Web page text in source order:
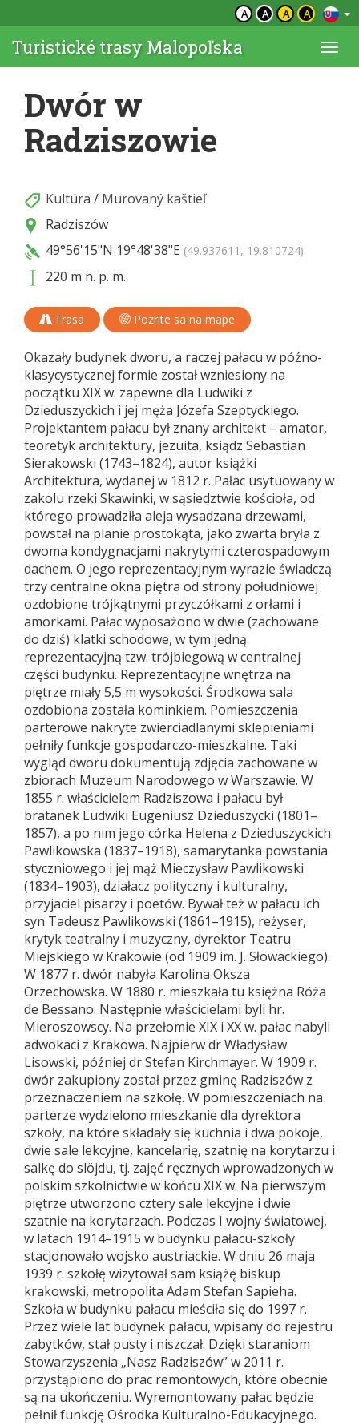
A A A A
Turistické trasy Malopoľska
Dwór w
Radziszowie
Kultúra / Murovaný kaštieľ
Radziszów
49°56'15"N 19°48'38"E (49.937611, 19.810724)
220 m n. p. m.
Trasa Pozrite sa na mape
Okazały budynek dworu, a raczej pałacu w późno-
klasycystycznej formie został wzniesiony na
początku XIX w. zapewne dla Ludwiki z
Dzieduszyckich i jej męża Józefa Szeptyckiego.
Projektantem pałacu był znany architekt – amator,
teoretyk architektury, jezuita, ksiądz Sebastian
Sierakowski (1743–1824), autor książki
Architektura, wydanej w 1812 r. Pałac usytuowany w
zakolu rzeki Skawinki, w sąsiedztwie kościoła, od
którego prowadziła aleja wysadzana drzewami,
powstał na planie prostokąta, jako zwarta bryła z
dwoma kondygnacjami nakrytymi czterospadowym
dachem. O jego reprezentacyjnym wyrazie świadczą
trzy centralne okna piętra od strony południowej
ozdobione trójkątnymi przyczółkami z orłami i
amorkami. Pałac wyposażono w dwie (zachowane
do dziś) klatki schodowe, w tym jedną
reprezentacyjną tzw. trójbiegową w centralnej
części budynku. Reprezentacyjne wnętrza na
piętrze miały 5,5 m wysokości. Środkowa sala
ozdobiona została kominkiem. Pomieszczenia
parterowe nakryte zwierciadlanymi sklepieniami
pełniły funkcje gospodarczo-mieszkalne. Taki
wygląd dworu dokumentują zdjęcia zachowane w
zbiorach Muzeum Narodowego w Warszawie. W
1855 r. właścicielem Radziszowa i pałacu był
bratanek Ludwiki Eugeniusz Dzieduszycki (1801–
1857), a po nim jego córka Helena z Dzieduszyckich
Pawlikowska (1837–1918), samarytanka powstania
styczniowego i jej mąż Mieczysław Pawlikowski
(1834–1903), działacz polityczny i kulturalny,
przyjaciel pisarzy i poetów. Bywał też w pałacu ich
syn Tadeusz Pawlikowski (1861–1915), reżyser,
krytyk teatralny i muzyczny, dyrektor Teatru
Miejskiego w Krakowie (od 1909 im. J. Słowackiego).
W 1877 r. dwór nabyła Karolina Oksza
Orzechowska. W 1880 r. mieszkała tu księżna Róża
de Bessano. Następnie właścicielami byli hr.
Mieroszowscy. Na przełomie XIX i XX w. pałac nabyli
adwokaci z Krakowa. Najpierw dr Władysław
Lisowski, później dr Stefan Kirchmayer. W 1909 r.
dwór zakupiony został przez gminę Radziszów z
przeznaczeniem na szkołę. W pomieszczeniach na
parterze wydzielono mieszkanie dla dyrektora
szkoły, na które składały się kuchnia i dwa pokoje,
dwie sale lekcyjne, kancelarię, szatnię na korytarzu i
salkę do slöjdu, tj. zajęć ręcznych wprowadzonych w
polskim szkolnictwie w końcu XIX w. Na pierwszym
piętrze utworzono cztery sale lekcyjne i dwie
szatnie na korytarzach. Podczas I wojny światowej,
w latach 1914–1915 w budynku pałacu-szkoły
stacjonowało wojsko austriackie. W dniu 26 maja
1939 r. szkołę wizytował sam książę biskup
krakowski, metropolita Adam Stefan Sapieha.
Szkoła w budynku pałacu mieściła się do 1997 r.
Przez wiele lat budynek pałacu, wpisany do rejestru
zabytków, stał pusty i niszczał. Dzięki staraniom
Stowarzyszenia „Nasz Radziszów” w 2011 r.
przystąpiono do prac remontowych, które obecnie
są na ukończeniu. Wyremontowany pałac będzie
pełnił funkcję Ośrodka Kulturalno-Edukacyjnego.